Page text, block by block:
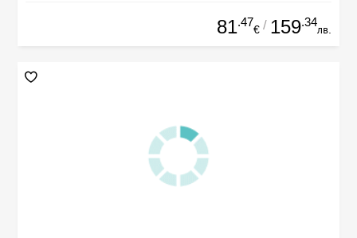
81.47
€ / 159.34
лв.